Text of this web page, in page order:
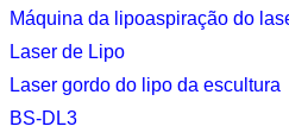
Máquina da lipoaspiração do
Laser de Lipo
Laser gordo do lipo da escultura
BS-DL3